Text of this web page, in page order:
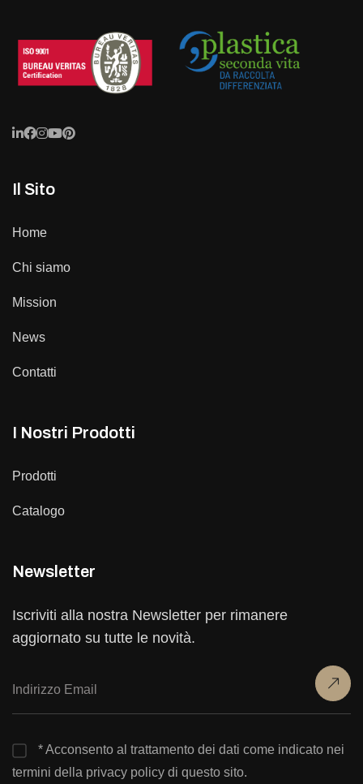
Il Sito
Home
Chi siamo
Mission
News
Contatti
I Nostri Prodotti
Prodotti
Catalogo
Newsletter
Iscriviti alla nostra Newsletter per rimanere
aggiornato su tutte le novità.
* Acconsento al trattamento dei dati come indicato nei
termini della privacy policy di questo sito.